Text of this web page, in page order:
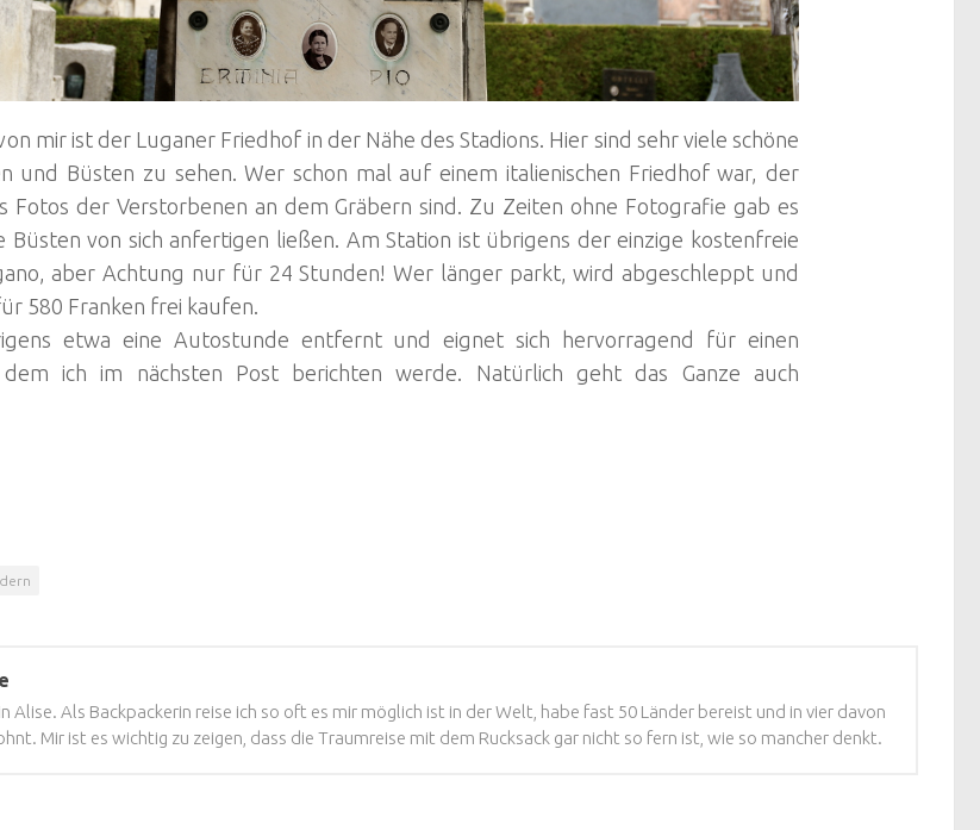
mir ist der Luganer Friedhof in der Nähe des Stadions. Hier sind sehr viele schöne
und Büsten zu sehen. Wer schon mal auf einem italienischen Friedhof war, der
Fotos der Verstorbenen an dem Gräbern sind. Zu Zeiten ohne Fotografie gab es
Büsten von sich anfertigen ließen. Am Station ist übrigens der einzige kostenfreie
aber Achtung nur für 24 Stunden! Wer länger parkt, wird abgeschleppt und
580 Franken frei kaufen.
etwa eine Autostunde entfernt und eignet sich hervorragend für einen
ich im nächsten Post berichten werde. Natürlich geht das Ganze auch
Alise. Als Backpackerin reise ich so oft es mir möglich ist in der Welt, habe fast 50 Länder bereist und in vier davon
Mir ist es wichtig zu zeigen, dass die Traumreise mit dem Rucksack gar nicht so fern ist, wie so mancher denkt.